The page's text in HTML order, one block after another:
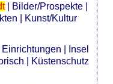
| Bilder/Prospekte|
Kunst/Kultur
Insel
Küstenschutz